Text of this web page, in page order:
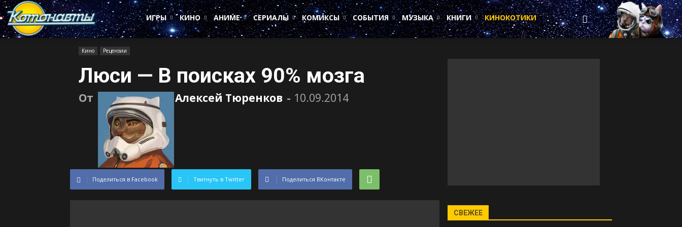
Котонавты
ИГРЫ
КИНО АНИМЕ СЕРИАЛЫ КОМИКСЫ СОБЫТИЯ МУЗЫКА КНИГИ КИНОКОТИКИ
Кино Рецензии
Люси — В поисках 90% мозга
От Алексей Тюренков - 10.09.2014
Поделиться в Facebook Твитнуть в Twitter Поделиться ВКонтакте
СВЕЖЕЕ